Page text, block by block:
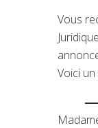
Vous
Voici